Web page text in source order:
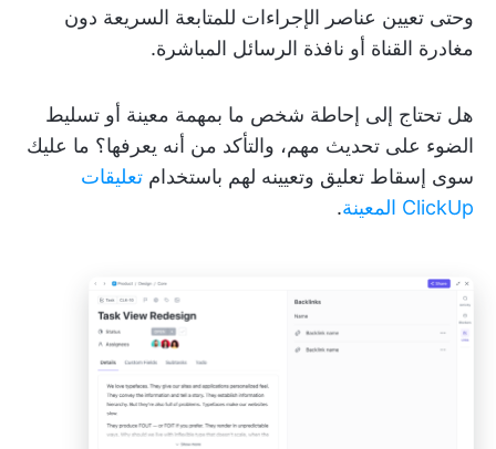
وحتى تعيين عناصر الإجراءات للمتابعة السريعة دون
مغادرة القناة أو نافذة الرسائل المباشرة.
هل تحتاج إلى إحاطة شخص ما بمهمة معينة أو تسليط
الضوء على تحديث مهم، والتأكد من أنه يعرفها؟ ما عليك
سوى إسقاط تعليق وتعيينه لهم باستخدام تعليقات
ClickUp المعينة
.